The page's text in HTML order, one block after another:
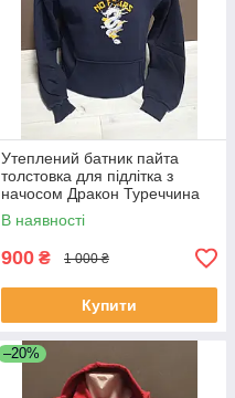
Утеплений батник пайта
толстовка для підлітка з
начосом Дракон Туреччина
12-18 років
В наявності
900 ₴ 1 000 ₴
Купити
–20%